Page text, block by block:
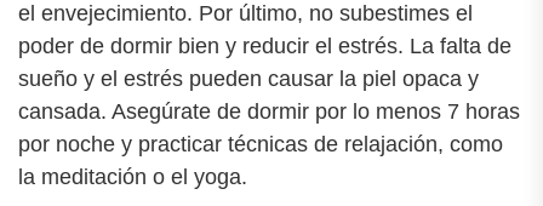
el envejecimiento. Por último, no subestimes el
poder de dormir bien y reducir el estrés. La falta de
sueño y el estrés pueden causar la piel opaca y
cansada. Asegúrate de dormir por lo menos 7 horas
por noche y practicar técnicas de relajación, como
la meditación o el yoga.